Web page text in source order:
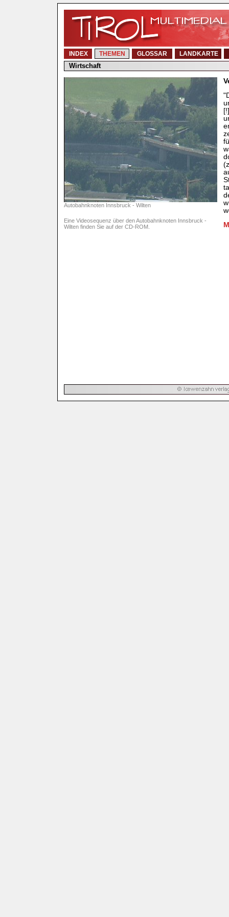
INDEX THEMEN GLOSSAR LANDKARTE
Wirtschaft
Autobahnknoten Innsbruck - Wilten
Eine Videosequenz über den Autobahnknoten Innsbruck -
Wilten finden Sie auf der CD-ROM.